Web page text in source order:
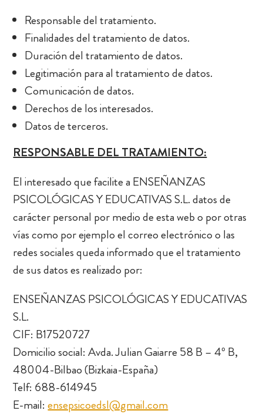
Responsable del tratamiento.
Finalidades del tratamiento de datos.
Duración del tratamiento de datos.
Legitimación para al tratamiento de datos.
Comunicación de datos.
Derechos de los interesados.
Datos de terceros.
RESPONSABLE DEL TRATAMIENTO:
El interesado que facilite a ENSEÑANZAS
PSICOLÓGICAS Y EDUCATIVAS S.L. datos de
carácter personal por medio de esta web o por otras
vías como por ejemplo el correo electrónico o las
redes sociales queda informado que el tratamiento
de sus datos es realizado por:
ENSEÑANZAS PSICOLÓGICAS Y EDUCATIVAS
S.L.
CIF: B17520727
Domicilio social: Avda. Julian Gaiarre 58 B – 4º B,
48004-Bilbao (Bizkaia-España)
Telf: 688-614945
E-mail:ensepsicoedsl@gmail.com